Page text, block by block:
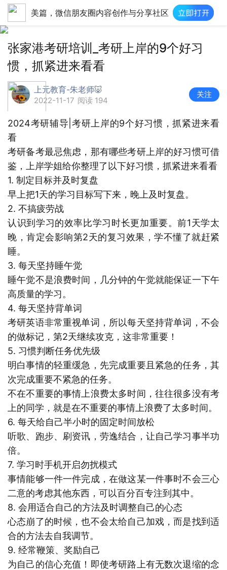
美篇，微信朋友圈内容创作与分享社区
张家港考研培训_考研上岸的9个好习
惯，抓紧进来看看
上元教育-朱老师🐷
2022-11-17 阅读 194
关注
2024考研辅导|考研上岸的9个好习惯，抓紧进来看
看
考研备考最忌焦虑，那有哪些考研上岸的好习惯可借
鉴，上岸学姐给你整理了以下好习惯，抓紧进来看看
1. 制定目标并及时复盘
早上把1天的学习目标写下来，晚上及时复盘。
2. 不搞疲劳战
认识到学习的效率比学习时长更加重要。前1天学太
晚，肯定会影响第2天的复习效果，学不懂了就赶紧
睡。
3. 每天坚持睡午觉
睡午觉不是浪费时间，几分钟的午觉就能保证一下午
高质量的学习。
4. 每天坚持背单词
考研英语非常重视单词，所以每天坚持背单词，不会
的做标记，第2天继续攻克，这非常重要！
5. 习惯判断任务优先级
明白事情的轻重缓急，先完成重要且紧急的任务，其
次完成重要不紧急的任务。
不在不重要的事情上浪费太多时间，往往很多没有考
上的同学，就是在不重要的事情上浪费了太多时间。
6. 每天给自己半小时的固定时间放松
听歌、跑步、刷资讯，劳逸结合，让自己学习事半功
倍。
7. 学习时手机开启勿扰模式
事情能够一件一件完成，在做这某一件事时不会三心
二意的考虑其他东西，可以百分百专注到其中。
8. 会用适合自己的方法及时调整自己的心态
心态崩了的时候，也不会太给自己加戏，而是找到适
合的方法去自我调节。
9. 经常鞭策、奖励自己
为自己的信心充值！即使考研路上有无数次退缩的念